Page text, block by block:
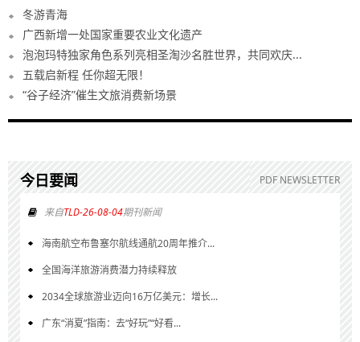
冬游青海
广西新增一处国家重要农业文化遗产
泡泡玛特独家角色系列亮相圣淘沙名胜世界，共同欢庆...
五载启新程 任你超无限！
“谷子经济”催生文旅消费新场景
今日要闻 PDF NEWSLETTER
来自TLD-26-08-04期刊新闻
海南航空布鲁塞尔航线通航20周年推介...
全国海洋旅游消费潜力持续释放
2034全球旅游业迈向16万亿美元：增长...
广东“消夏”指南：去“好玩”“好看...